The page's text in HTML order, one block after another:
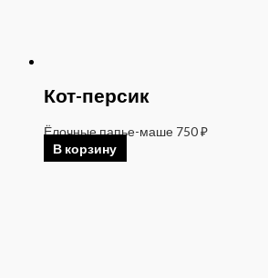
Кот-персик
Ёлочные папье-маше 750₽
В корзину